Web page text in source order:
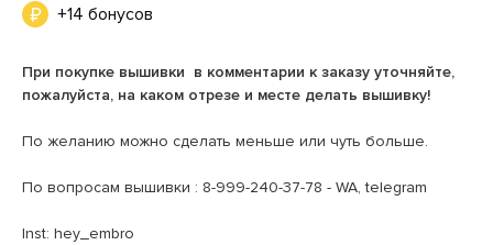
+14 бонусов
При покупке вышивки в комментарии к заказу уточняйте,
пожалуйста, на каком отрезе и месте делать вышивку!
По желанию можно сделать меньше или чуть больше.
По вопросам вышивки : 8-999-240-37-78 - WA, telegram
Inst: hey_embro